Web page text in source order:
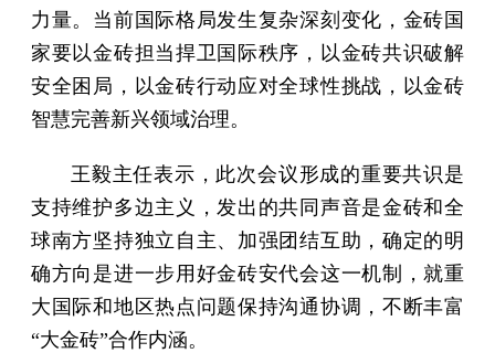
力量。当前国际格局发生复杂深刻变化，金砖国
家要以金砖担当捍卫国际秩序，以金砖共识破解
安全困局，以金砖行动应对全球性挑战，以金砖
智慧完善新兴领域治理。
王毅主任表示，此次会议形成的重要共识是
支持维护多边主义，发出的共同声音是金砖和全
球南方坚持独立自主、加强团结互助，确定的明
确方向是进一步用好金砖安代会这一机制，就重
大国际和地区热点问题保持沟通协调，不断丰富
“大金砖”合作内涵。